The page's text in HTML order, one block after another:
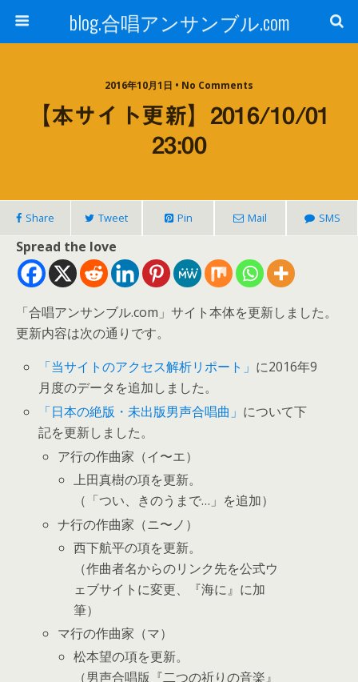
blog.合唱アンサンブル.com
2016年10月1日 • No Comments
【本サイト更新】2016/10/01
23:00
Share Tweet Pin Mail SMS
Spread the love
「合唱アンサンブル.com」サイト本体を更新しました。
更新内容は次の通りです。
「当サイトのアクセス解析リポート」 に2016年9
月度のデータを追加しました。
「日本の絶版・未出版男声合唱曲」 について下
記を更新しました。
ア行の作曲家（イ〜エ）
上田真樹の項を更新。
（「つい、きのうまで…」を追加）
ナ行の作曲家（ニ〜ノ）
西下航平の項を更新。
（作曲者名からのリンク先を公式ウ
ェブサイトに変更、『海に』に加
筆）
マ行の作曲家（マ）
松本望の項を更新。
（男声合唱版『二つの祈りの音楽』